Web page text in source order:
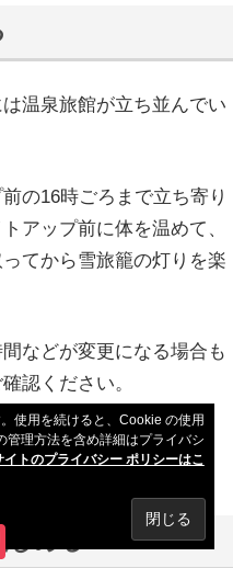
温泉旅館が立ち並んでい
の16時ごろまで立ち寄り
アップ前に体を温めて、
てから雪旅籠の灯りを楽
などが変更になる場合も
認ください。
める
使用を続けると、Cookie の使用
管理方法を含め詳細はプライバシ
イトのプライバシー ポリシーはこ